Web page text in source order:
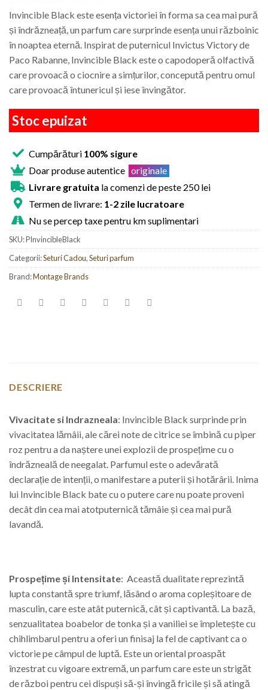
Invincible Black este esența victoriei în forma sa cea mai pură
și îndrăzneață, un parfum care surprinde esența unui războinic
în noaptea eternă. Inspirat de puternicul Invictus Victory de
Paco Rabanne, Invincible Black este o capodoperă olfactivă
care provoacă o ciocnire a simțurilor, concepută pentru omul
care provoacă întunericul și iese învingător.
Stoc epuizat
Cumpărături 100% sigure
Doar produse autentice originale
Livrare gratuita la comenzi de peste 250 lei
Termen de livrare: 1-2 zile lucratoare
Nu se percep taxe pentru km suplimentari
SKU:PInvincibleBlack
Categorii:Seturi Cadou,Seturi parfum
Brand:Montage Brands
DESCRIERE
Vivacitate si Indrazneala: Invincible Black surprinde prin
vivacitatea lămâii, ale cărei note de citrice se îmbină cu piper
roz pentru a da naștere unei explozii de prospețime cu o
îndrăzneală de neegalat. Parfumul este o adevărată
declarație de intenții, o manifestare a puterii și hotărârii. Inima
lui Invincible Black bate cu o putere care nu poate proveni
decât din cea mai atotputernică tămâie și cea mai pură
lavandă.
Prospețime și Intensitate: Această dualitate reprezintă
lupta constantă spre triumf, lăsând o aroma copleșitoare de
masculin, care este atât puternică, cât și captivantă. La bază,
senzualitatea boabelor de tonka și a vaniliei se împletește cu
chihlimbarul pentru a oferi un finisaj la fel de captivant ca o
victorie pe câmpul de luptă. Este un oriental proaspăt
înzestrat cu vigoare extremă, un parfum care este un strigăt
de război pentru cei dispuși să-și învingă fricile și să atingă